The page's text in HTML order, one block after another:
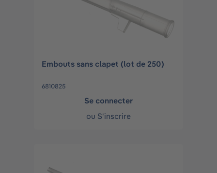
Embouts sans clapet (lot de 250)
6810825
Se connecter
ou S'inscrire